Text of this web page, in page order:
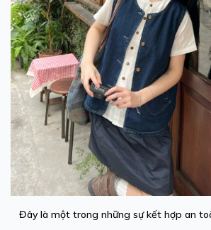
Đây là một trong những sự kết hợp an